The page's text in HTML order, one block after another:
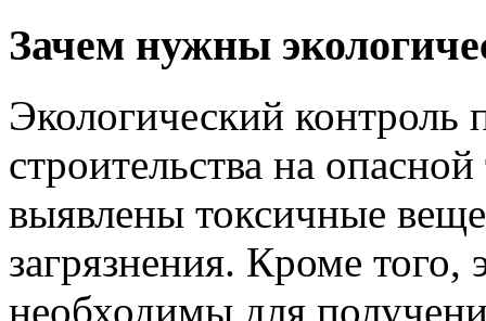
Зачем нужны
Экологический контроль
строительства на
выявлены токсичные
загрязнения. Кроме того,
необходимы для